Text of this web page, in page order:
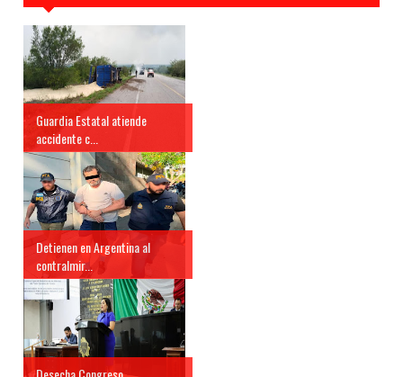
Guardia Estatal atiende
accidente c...
Detienen en Argentina al
contralmir...